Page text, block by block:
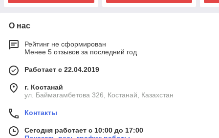
О нас
Рейтинг не сформирован
Менее 5 отзывов за последний год
Работает с 22.04.2019
г. Костанай
ул. Баймагамбетова 326, Костанай, Казахстан
Контакты
Сегодня работает с 10:00 до 17:00